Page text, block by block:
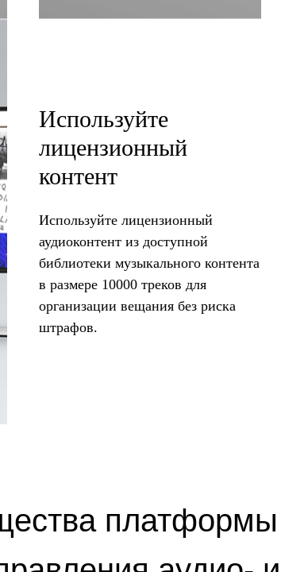
Используйте
лицензионный
контент
Используйте лицензионный
аудиоконтент из доступной
библиотеки музыкального контента
в размере 10000 треков для
организации вещания без риска
штрафов.